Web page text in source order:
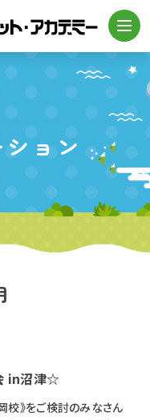
ョン
in沼津☆
校》をご検討のみなさん